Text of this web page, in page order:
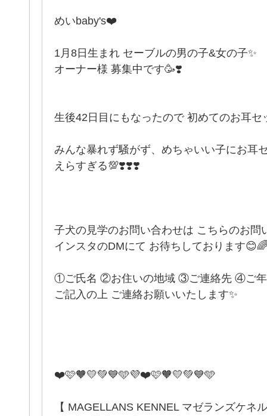
めいbaby's❤️
1月8日生まれ セーブルの男の子&女の子✨
オーナー様 募集中です🥳❣️
生後42日目にもなったので 初めてのお耳セ
みんな暴れず騒がず、めちゃいい子にお耳
えらすぎる💯❣️❣️❣️
子犬の見学のお問い合わせは こちらのお問
インスタのDMにて お待ちしております😊🌈
①ご氏名 ②お住いの地域 ③ご連絡先 ④ご
ご記入の上 ご連絡お願いいたします✨
❤️🩷🧡💛💚💙🩵💜❤️🩷🧡💛💚💙🩵
【 MAGELLANS KENNEL マゼランズケネ